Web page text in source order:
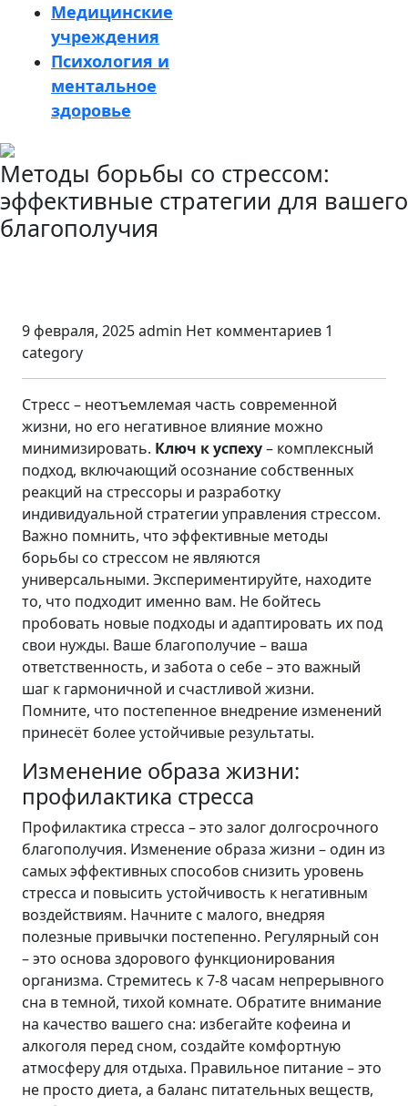
Медицинские
учреждения
Психология и
ментальное
здоровье
Закрыть
Методы борьбы со стрессом:
эффективные стратегии для вашего
благополучия
9 февраля, 2025admin Нет комментариев 1
category
Стресс – неотъемлемая часть современной
жизни, но его негативное влияние можно
минимизировать. Ключ к успеху– комплексный
подход, включающий осознание собственных
реакций на стрессоры и разработку
индивидуальной стратегии управления стрессом.
Важно помнить, что эффективные методы
борьбы со стрессом не являются
универсальными. Экспериментируйте, находите
то, что подходит именно вам. Не бойтесь
пробовать новые подходы и адаптировать их под
свои нужды. Ваше благополучие – ваша
ответственность, и забота о себе – это важный
шаг к гармоничной и счастливой жизни.
Помните, что постепенное внедрение изменений
принесёт более устойчивые результаты.
Изменение образа жизни:
профилактика стресса
Профилактика стресса – это залог долгосрочного
благополучия. Изменение образа жизни – один из
самых эффективных способов снизить уровень
стресса и повысить устойчивость к негативным
воздействиям. Начните с малого, внедряя
полезные привычки постепенно. Регулярный сон
– это основа здорового функционирования
организма. Стремитесь к 7-8 часам непрерывного
сна в темной, тихой комнате. Обратите внимание
на качество вашего сна: избегайте кофеина и
алкоголя перед сном, создайте комфортную
атмосферу для отдыха. Правильное питание – это
не просто диета, а баланс питательных веществ,